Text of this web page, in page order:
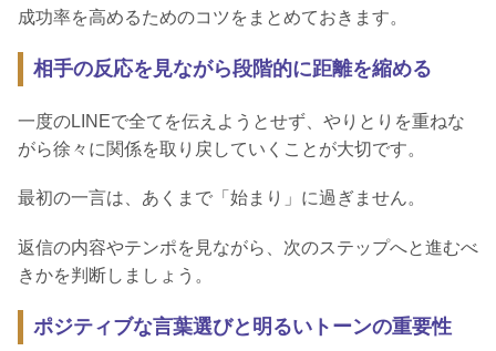
成功率を高めるためのコツをまとめておきます。
相手の反応を見ながら段階的に距離を縮める
一度のLINEで全てを伝えようとせず、やりとりを重ねな
がら徐々に関係を取り戻していくことが大切です。
最初の一言は、あくまで「始まり」に過ぎません。
返信の内容やテンポを見ながら、次のステップへと進むべ
きかを判断しましょう。
ポジティブな言葉選びと明るいトーンの重要性